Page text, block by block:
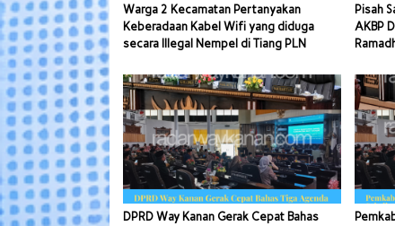
Warga 2 Kecamatan Pertanyakan
Keberadaan Kabel Wifi yang diduga
secara Illegal Nempel di Tiang PLN
Pisah
AKBP
DPRD Way Kanan Gerak Cepat Bahas